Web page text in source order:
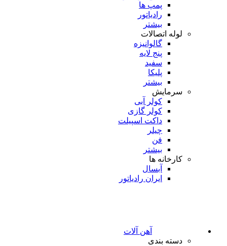
پمپ ها
رادیاتور
بیشتر
لوله اتصالات
گالوانیزه
پنج لایه
سفید
پلیکا
بیشتر
سرمایش
کولر آبی
کولر گازی
داکت اسپیلت
چیلر
فن
بیشتر
کارخانه ها
آبسال
ایران رادیاتور
آهن آلات
دسته بندی